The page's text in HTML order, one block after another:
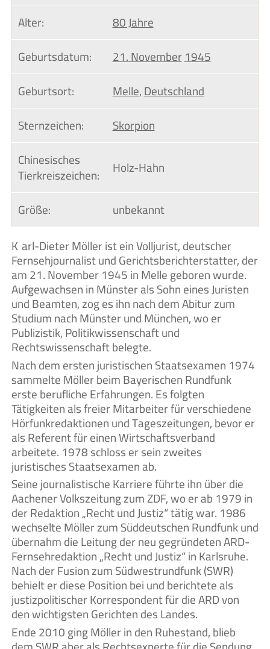
Alter:
80 Jahre
Geburtsdatum:
21. November1945
Geburtsort:
Melle,Deutschland
Sternzeichen:
Skorpion
Chinesisches
Tierkreiszeichen:
Holz-Hahn
Größe:
unbekannt
Karl-Dieter Möller ist ein Volljurist, deutscher
Fernsehjournalist und Gerichtsberichterstatter, der
am 21. November 1945 in Melle geboren wurde.
Aufgewachsen in Münster als Sohn eines Juristen
und Beamten, zog es ihn nach dem Abitur zum
Studium nach Münster und München, wo er
Publizistik, Politikwissenschaft und
Rechtswissenschaft belegte.
Nach dem ersten juristischen Staatsexamen 1974
sammelte Möller beim Bayerischen Rundfunk
erste berufliche Erfahrungen. Es folgten
Tätigkeiten als freier Mitarbeiter für verschiedene
Hörfunkredaktionen und Tageszeitungen, bevor er
als Referent für einen Wirtschaftsverband
arbeitete. 1978 schloss er sein zweites
juristisches Staatsexamen ab.
Seine journalistische Karriere führte ihn über die
Aachener Volkszeitung zum ZDF, wo er ab 1979 in
der Redaktion „Recht und Justiz“ tätig war. 1986
wechselte Möller zum Süddeutschen Rundfunk und
übernahm die Leitung der neu gegründeten ARD-
Fernsehredaktion „Recht und Justiz“ in Karlsruhe.
Nach der Fusion zum Südwestrundfunk (SWR)
behielt er diese Position bei und berichtete als
justizpolitischer Korrespondent für die ARD von
den wichtigsten Gerichten des Landes.
Ende 2010 ging Möller in den Ruhestand, blieb